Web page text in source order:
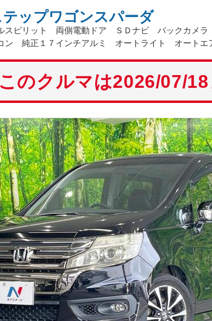
ップワゴンスパーダ
スピリット 両側電動ドア ＳＤナビ バックカメ
ン 純正１７インチアルミ オートライト オートエア
このクルマは2026/07/